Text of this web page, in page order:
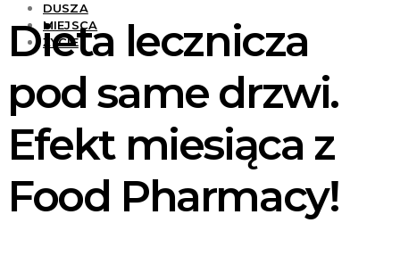
DUSZA
MIEJSCA
ŻYCIE
Dieta lecznicza
pod same drzwi.
Efekt miesiąca z
Food Pharmacy!